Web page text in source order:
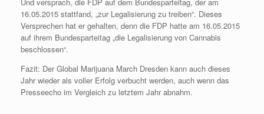
16.05.2015 stattfand, „zur Legalisierung zu treiben“. Dieses
Versprechen hat er gehalten, denn die FDP hatte am 16.05.2015
auf ihrem Bundesparteitag „die Legalisierung von Cannabis
beschlossen“.
Fazit: Der Global Marijuana March Dresden kann auch dieses
Jahr wieder als voller Erfolg verbucht werden, auch wenn das
Presseecho im Vergleich zu letztem Jahr abnahm.